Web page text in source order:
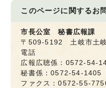
このページに関するお
市長公室 秘書広報課
〒509-5192 土岐市土
電話
広報広聴係：0572-54-
秘書係：0572-54-1405
ファクス：0572-55-